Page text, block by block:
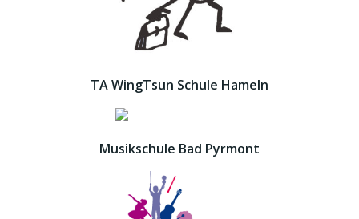
TA WingTsun Schule Hameln
Musikschule Bad Pyrmont